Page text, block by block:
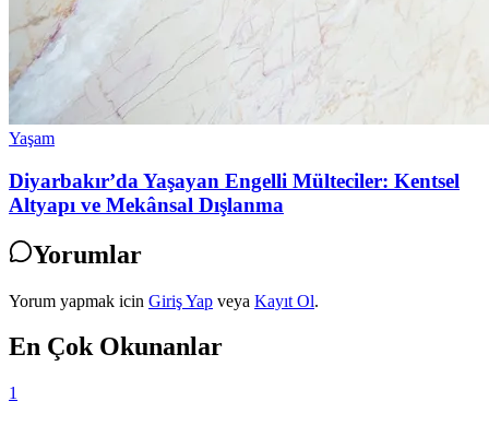
Yaşam
Diyarbakır’da Yaşayan Engelli Mülteciler: Kentsel
Altyapı ve Mekânsal Dışlanma
Yorumlar
Yorum yapmak icin Giriş Yap veya Kayıt Ol.
En Çok Okunanlar
1